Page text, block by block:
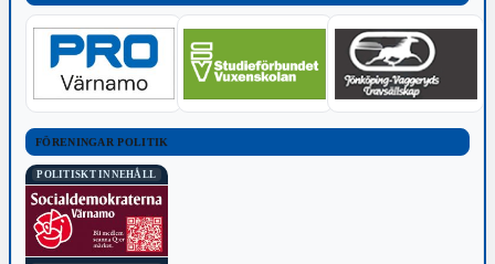
FÖRENINGAR POLITIK
POLITISKT INNEHÅLL